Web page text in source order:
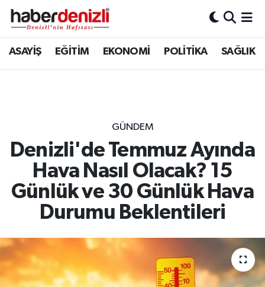
ASAYİŞ EĞİTİM EKONOMİ POLİTİKA SAĞLIK
GÜNDEM
Denizli'de Temmuz Ayında
Hava Nasıl Olacak? 15
Günlük ve 30 Günlük Hava
Durumu Beklentileri
Denizli Nöbetçi Eczaneler
Tüm Manşetler
Son Dakika Haberleri